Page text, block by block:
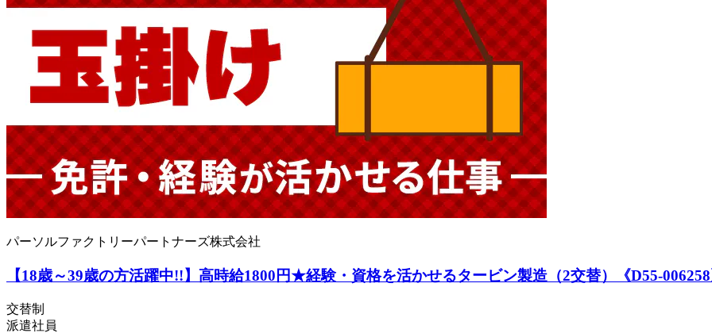
パーソルファクトリーパートナーズ株式会社
【18歳～39歳の方活躍中!!】高時給1800円★経験・資格を活かせるタービン製造（2交替）《D55-
交替制
派遣社員